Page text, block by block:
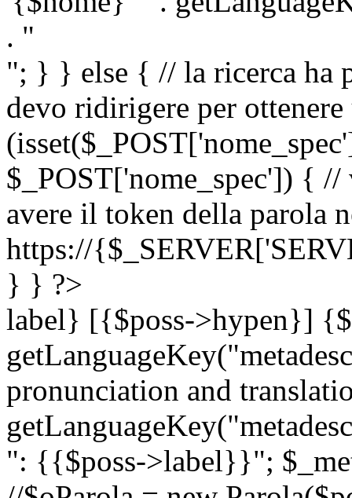
. "
"; } } else { // la ricerca ha
devo ridirigere per
$_POST['nome_spec']) {
avere il token della parola
https://
} } ?>
label} [{$poss->hypen}]
pronunciation and
": {{$poss->label}}";